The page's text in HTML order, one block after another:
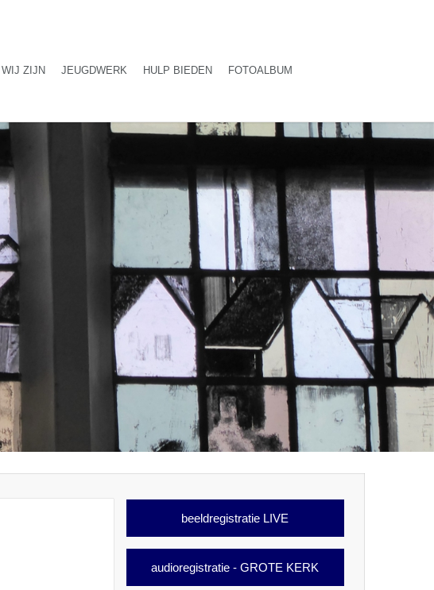
ZIJN JEUGDWERK HULP BIEDEN FOTOALBUM
beeldregistratie LIVE
audioregistratie - GROTE KERK